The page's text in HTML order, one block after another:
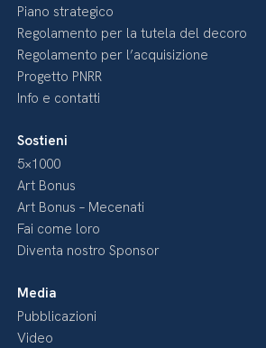
Piano strategico
Regolamento per la tutela del decoro
Regolamento per l’acquisizione
Progetto PNRR
Info e contatti
Sostieni
5×1000
Art Bonus
Art Bonus – Mecenati
Fai come loro
Diventa nostro Sponsor
Media
Pubblicazioni
Video